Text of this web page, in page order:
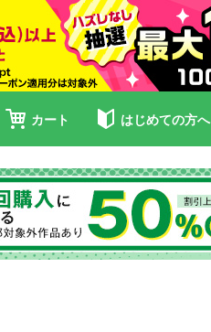
カート はじめての方へ